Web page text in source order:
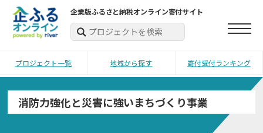
企業版ふるさと納税オンライン寄付サイト
プロジェクト一覧 地域から探す 寄付受付ランキング
消防力強化と災害に強いまちづくり事業